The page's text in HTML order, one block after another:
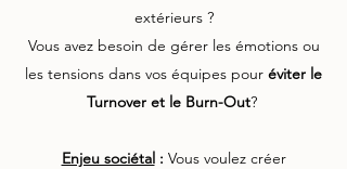
extérieurs ?
Vous avez besoin de gérer les émotions ou
les tensions dans vos équipes pour éviter le
Turnover et le Burn-Out?
Enjeu sociétal: Vous voulez créer